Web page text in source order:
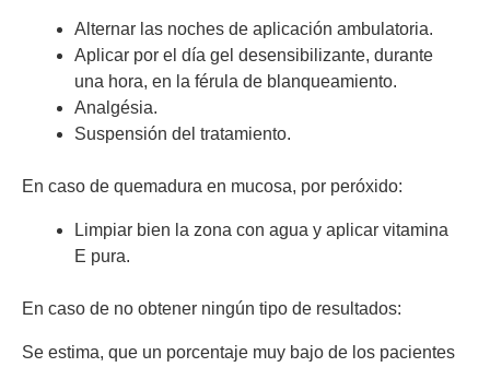
Alternar las noches de aplicación ambulatoria.
Aplicar por el día gel desensibilizante, durante
una hora, en la férula de blanqueamiento.
Analgésia.
Suspensión del tratamiento.
En caso de quemadura en mucosa, por peróxido:
Limpiar bien la zona con agua y aplicar vitamina
E pura.
En caso de no obtener ningún tipo de resultados:
Se estima, que un porcentaje muy bajo de los pacientes